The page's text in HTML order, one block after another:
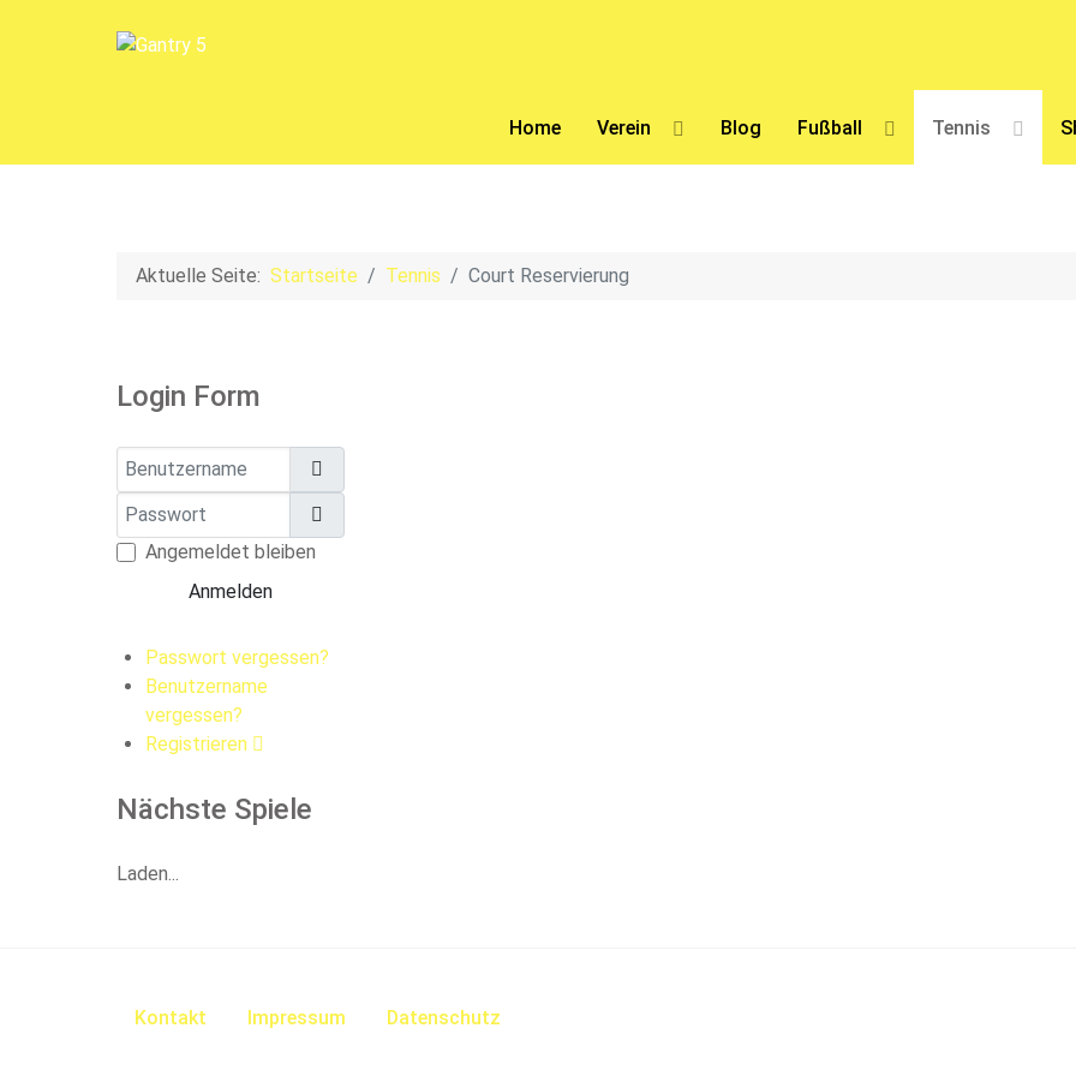
Home Verein Blog Fußball Tennis
Aktuelle Seite: Startseite Tennis Court Reservierung
Login Form
Benutzername
Passwort
Angemeldet bleiben
Anmelden
Passwort vergessen?
Benutzername
vergessen?
Registrieren
Nächste Spiele
Laden...
Kontakt Impressum Datenschutz